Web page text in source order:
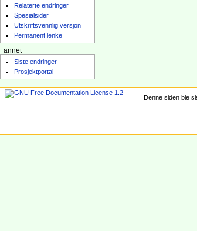
Relaterte endringer
Spesialsider
Utskriftsvennlig versjon
Permanent lenke
annet
Siste endringer
Prosjektportal
Denne siden ble